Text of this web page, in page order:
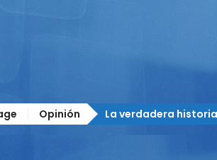
Opinión La verdadera historia